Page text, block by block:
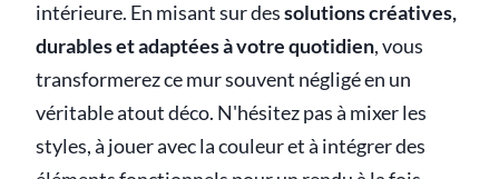
intérieure. En misant sur dessolutions créatives,
durables et adaptées à votre quotidien, vous
transformerez ce mur souvent négligé en un
véritable atout déco. N'hésitez pas à mixer les
styles, à jouer avec la couleur et à intégrer des